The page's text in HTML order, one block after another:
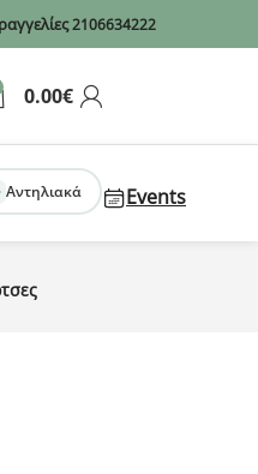
2106634222
0.00€
Αντηλιακά Events